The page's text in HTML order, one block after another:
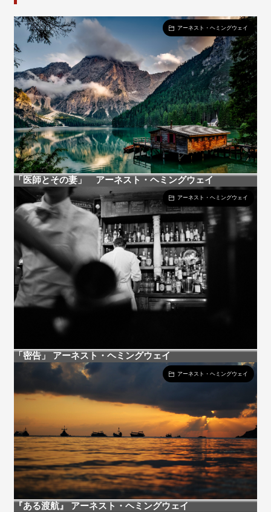
アーネスト・ヘミングウェイ
「医師とその妻」 アーネスト・ヘミングウェイ
アーネスト・ヘミングウェイ
「密告」 アーネスト・ヘミングウェイ
アーネスト・ヘミングウェイ
『ある渡航』 アーネスト・ヘミングウェイ